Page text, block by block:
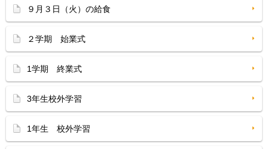
９月３日（火）の給食
２学期 始業式
1学期 終業式
3年生校外学習
1年生 校外学習